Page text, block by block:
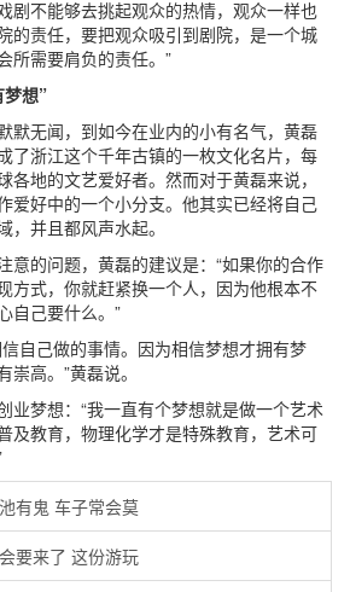
剧不能够去挑起观众的热情，观众一样也
的责任，要把观众吸引到剧院，是一个城
所需要肩负的责任。”
想”
默无闻，到如今在业内的小有名气，黄磊
了浙江这个千年古镇的一枚文化名片，每
各地的文艺爱好者。然而对于黄磊来说，
爱好中的一个小分支。他其实已经将自己
，并且都风声水起。
意的问题，黄磊的建议是：“如果你的合作
方式，你就赶紧换一个人，因为他根本不
自己要什么。”
自己做的事情。因为相信梦想才拥有梦
高。”黄磊说。
业梦想：“我一直有个梦想就是做一个艺术
及教育，物理化学才是特殊教育，艺术可
有鬼 车子常会莫
要来了 这份游玩